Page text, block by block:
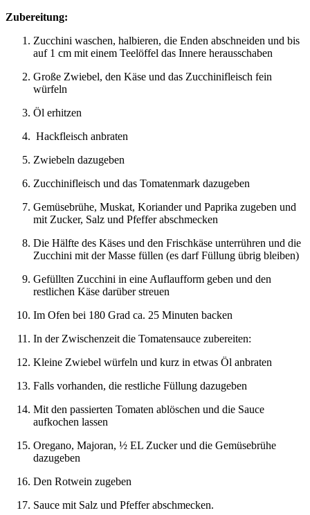
Zubereitung:
Zucchini waschen, halbieren, die Enden abschneiden und bis
auf 1 cm mit einem Teelöffel das Innere herausschaben
Große Zwiebel, den Käse und das Zucchinifleisch fein
würfeln
Öl erhitzen
Hackfleisch anbraten
Zwiebeln dazugeben
Zucchinifleisch und das Tomatenmark dazugeben
Gemüsebrühe, Muskat, Koriander und Paprika zugeben und
mit Zucker, Salz und Pfeffer abschmecken
Die Hälfte des Käses und den Frischkäse unterrühren und die
Zucchini mit der Masse füllen (es darf Füllung übrig bleiben)
Gefüllten Zucchini in eine Auflaufform geben und den
restlichen Käse darüber streuen
Im Ofen bei 180 Grad ca. 25 Minuten backen
In der Zwischenzeit die Tomatensauce zubereiten:
Kleine Zwiebel würfeln und kurz in etwas Öl anbraten
Falls vorhanden, die restliche Füllung dazugeben
Mit den passierten Tomaten ablöschen und die Sauce
aufkochen lassen
Oregano, Majoran, ½ EL Zucker und die Gemüsebrühe
dazugeben
Den Rotwein zugeben
Sauce mit Salz und Pfeffer abschmecken.